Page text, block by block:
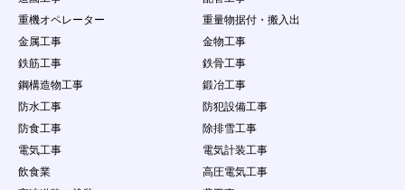
（１３）
当社が、本サービスの運営を妨げるおそれが
あると判断する量のデータ転送、サーバに負
担をかける行為（不正な連続アクセス、ウィ
ルス、ワーム、その他の有害プログラムをサ
ーバーに送信し、または第三者に送信する行
為など）
（１４）
他の会員又は第三者の財産権、プライバシー
権、人格権等を侵害する行為、またはそのお
（１５）
実際に依頼する意思がないのに、企業に対し
重機オペレーター
重量物据付・搬入出
金属工事
金物工事
鉄筋工事
鉄骨工事
鋼構造物工事
鍛冶工事
防水工事
防犯設備工事
防食工事
除排雪工事
電気工事
電気計装工事
飲食業
高圧電気工事